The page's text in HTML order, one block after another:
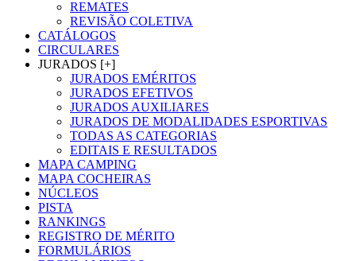
REMATES
REVISÃO COLETIVA
CATÁLOGOS
CIRCULARES
JURADOS [+]
JURADOS EMÉRITOS
JURADOS EFETIVOS
JURADOS AUXILIARES
JURADOS DE MODALIDADES ESPORTIVAS
TODAS AS CATEGORIAS
EDITAIS E RESULTADOS
MAPA CAMPING
MAPA COCHEIRAS
NÚCLEOS
PISTA
RANKINGS
REGISTRO DE MÉRITO
FORMULÁRIOS